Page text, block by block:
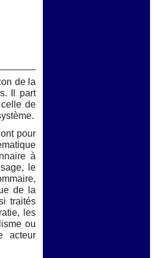
de la
Il part
de
pour
à
le
de la
traités
les
ou
acteur